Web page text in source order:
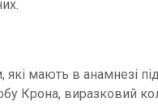
які мають в анамнезі
Крона, виразковий